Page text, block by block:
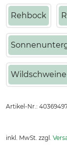
Rehbock
Wildschweine
Artikel-Nr.:
inkl. MwSt. zzgl.